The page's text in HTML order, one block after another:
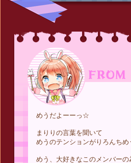
めうだよーーっ☆
まりりの言葉を聞いて
めうのテンションがりろんちめ
めう、大好きなこのメンバーの